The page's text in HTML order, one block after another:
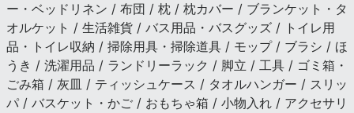
ー・ベッドリネン / 布団 / 枕 / 枕カバー / ブランケット・タ
オルケット / 生活雑貨 / バス用品・バスグッズ / トイレ用
品・トイレ収納 / 掃除用具・掃除道具 / モップ / ブラシ / ほ
うき / 洗濯用品 / ランドリーラック / 脚立 / 工具 / ゴミ箱・
ごみ箱 / 灰皿 / ティッシュケース / タオルハンガー / スリッ
パ / バスケット・かご / おもちゃ箱 / 小物入れ / アクセサリ